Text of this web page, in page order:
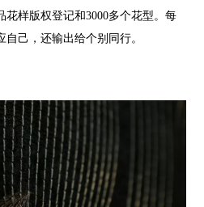
花样版权登记和3000多个花型。每
己，还输出给个别同行。